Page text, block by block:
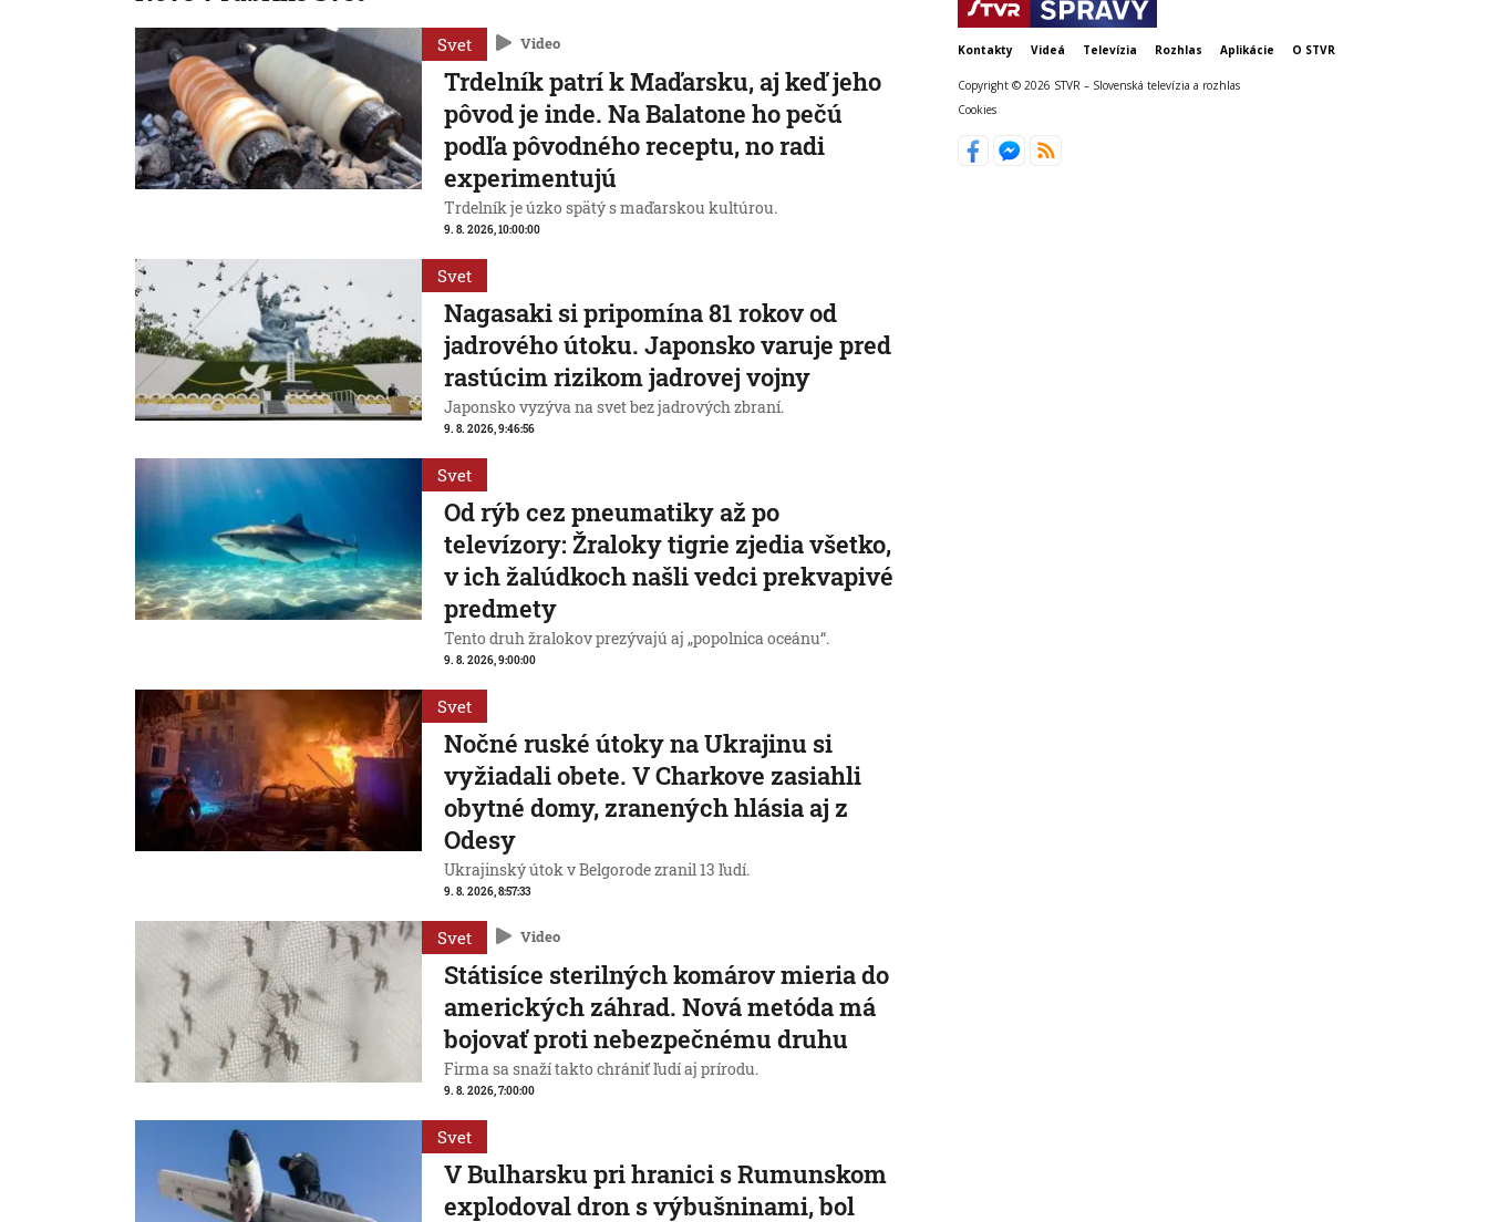
Svet Video
Trdelník patrí k Maďarsku, aj keď jeho
pôvod je inde. Na Balatone ho pečú
podľa pôvodného receptu, no radi
experimentujú
Trdelník je úzko spätý s maďarskou kultúrou.
9. 8. 2026, 10:00:00
Svet
Nagasaki si pripomína 81 rokov od
jadrového útoku. Japonsko varuje pred
rastúcim rizikom jadrovej vojny
Japonsko vyzýva na svet bez jadrových zbraní.
9. 8. 2026, 9:46:56
Svet
Od rýb cez pneumatiky až po
televízory: Žraloky tigrie zjedia všetko,
v ich žalúdkoch našli vedci prekvapivé
predmety
Tento druh žralokov prezývajú aj „popolnica oceánu“.
9. 8. 2026, 9:00:00
Svet
Nočné ruské útoky na Ukrajinu si
vyžiadali obete. V Charkove zasiahli
obytné domy, zranených hlásia aj z
Odesy
Ukrajinský útok v Belgorode zranil 13 ľudí.
9. 8. 2026, 8:57:33
Svet Video
Státisíce sterilných komárov mieria do
amerických záhrad. Nová metóda má
bojovať proti nebezpečnému druhu
Firma sa snaží takto chrániť ľudí aj prírodu.
9. 8. 2026, 7:00:00
Svet
V Bulharsku pri hranici s Rumunskom
explodoval dron s výbušninami, bol
Kontakty Videá Televízia Rozhlas Aplikácie O STVR
Copyright © 2026 STVR – Slovenská televízia a rozhlas
Cookies